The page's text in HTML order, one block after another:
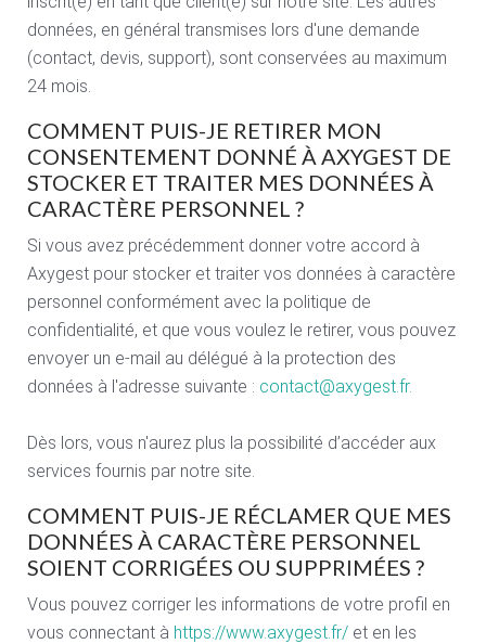
données, en général transmises lors d'une demande
(contact, devis, support), sont conservées au maximum
24 mois.
COMMENT PUIS-JE RETIRER MON
CONSENTEMENT DONNÉ À AXYGEST DE
STOCKER ET TRAITER MES DONNÉES À
CARACTÈRE PERSONNEL ?
Si vous avez précédemment donner votre accord à
Axygest pour stocker et traiter vos données à caractère
personnel conformément avec la politique de
confidentialité, et que vous voulez le retirer, vous pouvez
envoyer un e-mail au délégué à la protection des
données à l'adresse suivante : contact@axygest.fr.
Dès lors, vous n'aurez plus la possibilité d’accéder aux
services fournis par notre site.
COMMENT PUIS-JE RÉCLAMER QUE MES
DONNÉES À CARACTÈRE PERSONNEL
SOIENT CORRIGÉES OU SUPPRIMÉES ?
Vous pouvez corriger les informations de votre profil en
vous connectant à https://www.axygest.fr/ et en les